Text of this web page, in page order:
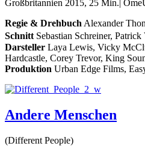
Großbritannien 2015, 25 Min.|
Regie & Drehbuch Alexander
Schnitt Sebastian Schreiner,
Darsteller Laya Lewis, Vicky
Hardcastle, Corey Trevor, King
Produktion Urban Edge Films,
Andere Menschen
(Different People)